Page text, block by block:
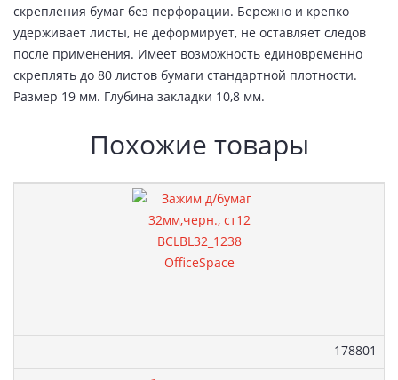
скрепления бумаг без перфорации. Бережно и крепко
удерживает листы, не деформирует, не оставляет следов
после применения. Имеет возможность единовременно
скреплять до 80 листов бумаги стандартной плотности.
Размер 19 мм. Глубина закладки 10,8 мм.
Похожие товары
Артикул:
178801